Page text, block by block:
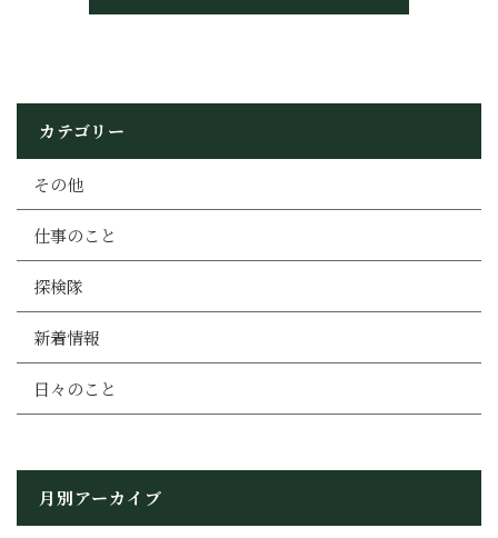
カテゴリー
その他
仕事のこと
探検隊
新着情報
日々のこと
月別アーカイブ